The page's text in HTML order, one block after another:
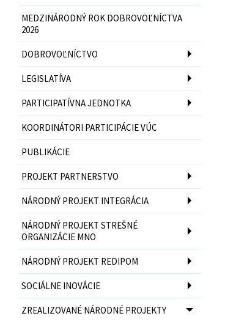
MEDZINÁRODNÝ ROK DOBROVOĽNÍCTVA
2026
DOBROVOĽNÍCTVO
LEGISLATÍVA
PARTICIPATÍVNA JEDNOTKA
KOORDINÁTORI PARTICIPÁCIE VÚC
PUBLIKÁCIE
PROJEKT PARTNERSTVO
NÁRODNÝ PROJEKT INTEGRÁCIA
NÁRODNÝ PROJEKT STREŠNÉ
ORGANIZÁCIE MNO
NÁRODNÝ PROJEKT REDIPOM
SOCIÁLNE INOVÁCIE
ZREALIZOVANÉ NÁRODNÉ PROJEKTY